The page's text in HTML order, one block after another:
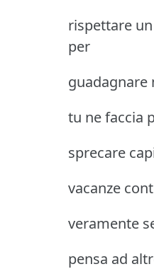
rispettare
per
guadagnare
tu ne faccia
sprecare
vacanze
veramente
pensa ad